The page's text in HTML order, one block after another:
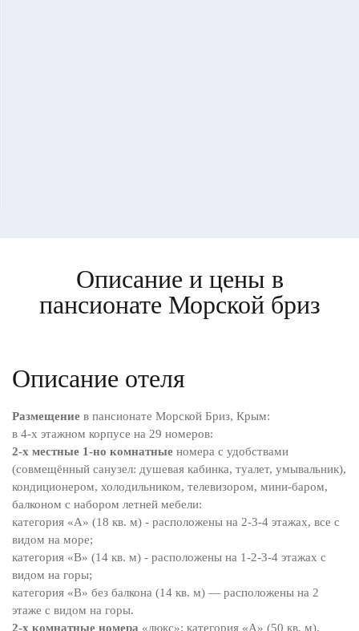
Описание и цены в
пансионате Морской бриз
Описание отеля
Размещение в пансионате Морской Бриз, Крым:
в 4-х этажном корпусе на 29 номеров:
2-х местные 1-но комнатные номера с удобствами
(совмещённый санузел: душевая кабинка, туалет, умывальник),
кондиционером, холодильником, телевизором, мини-баром,
балконом с набором летней мебели:
категория «А» (18 кв. м) - расположены на 2-3-4 этажах, все с
видом на море;
категория «В» (14 кв. м) - расположены на 1-2-3-4 этажах с
видом на горы;
категория «В» без балкона (14 кв. м) — расположены на 2
этаже с видом на горы.
2-х комнатные номера «люкс»: категория «А» (50 кв. м),